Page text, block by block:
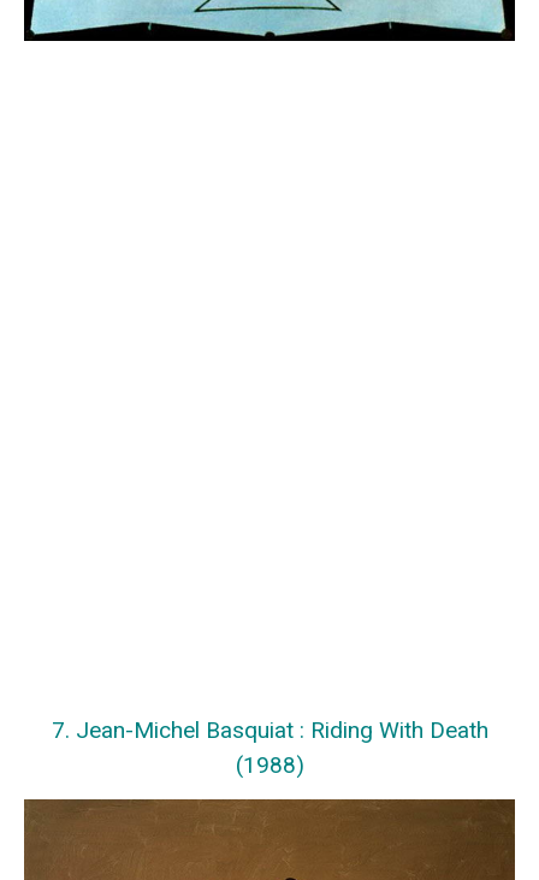
7. Jean-Michel Basquiat : Riding With Death
(1988)